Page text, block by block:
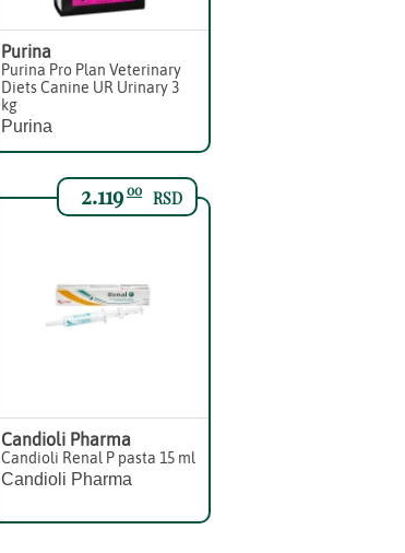
Purina
Purina Pro Plan Veterinary
Diets Canine UR Urinary 3
kg
Purina
2.11900 RSD
Candioli Pharma
Candioli Renal P pasta 15 ml
Candioli Pharma